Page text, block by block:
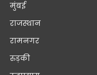
मुंबई
राजस्थान
रामनगर
रुड़की